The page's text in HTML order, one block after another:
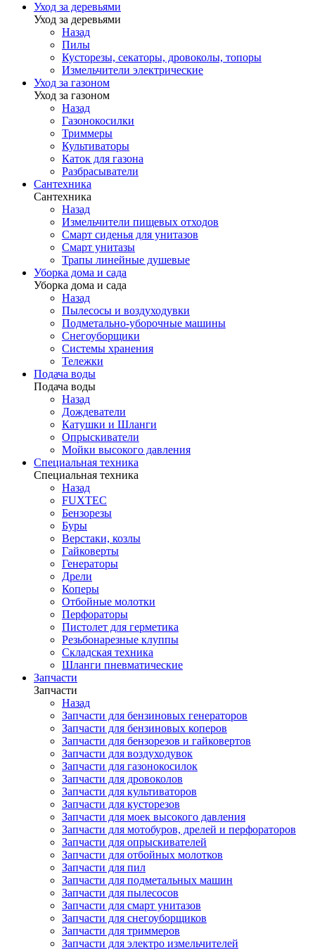
Уход за деревьями
Уход за деревьями
Назад
Пилы
Кусторезы, секаторы, дровоколы, топоры
Измельчители электрические
Уход за газоном
Уход за газоном
Назад
Газонокосилки
Триммеры
Культиваторы
Каток для газона
Разбрасыватели
Сантехника
Сантехника
Назад
Измельчители пищевых отходов
Смарт сиденья для унитазов
Смарт унитазы
Трапы линейные душевые
Уборка дома и сада
Уборка дома и сада
Назад
Пылесосы и воздуходувки
Подметально-уборочные машины
Снегоуборщики
Системы хранения
Тележки
Подача воды
Подача воды
Назад
Дождеватели
Катушки и Шланги
Опрыскиватели
Мойки высокого давления
Специальная техника
Специальная техника
Назад
FUXTEC
Бензорезы
Буры
Верстаки, козлы
Гайковерты
Генераторы
Дрели
Коперы
Отбойные молотки
Перфораторы
Пистолет для герметика
Резьбонарезные клуппы
Складская техника
Шланги пневматические
Запчасти
Запчасти
Назад
Запчасти для бензиновых генераторов
Запчасти для бензиновых коперов
Запчасти для бензорезов и гайковертов
Запчасти для воздуходувок
Запчасти для газонокосилок
Запчасти для дровоколов
Запчасти для культиваторов
Запчасти для кусторезов
Запчасти для моек высокого давления
Запчасти для мотобуров, дрелей и перфораторов
Запчасти для опрыскивателей
Запчасти для отбойных молотков
Запчасти для пил
Запчасти для подметальных машин
Запчасти для пылесосов
Запчасти для смарт унитазов
Запчасти для снегоуборщиков
Запчасти для триммеров
Запчасти для электро измельчителей